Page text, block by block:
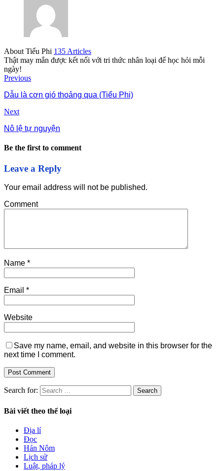
About Tiểu Phi 135 Articles
Thật may mắn được kết nối với tri thức nhân loại để học hỏi mỗi
ngày!
Previous
Dẫu là cơn gió thoảng qua (Tiểu Phi)
Next
Nô lệ tự nguyện
Be the first to comment
Leave a Reply
Your email address will not be published.
Comment
Name *
Email *
Website
Save my name, email, and website in this browser for the
next time I comment.
Search for:
Bài viết theo thể loại
Địa lí
Đọc
Hán Nôm
Lịch sử
Luật, pháp lý